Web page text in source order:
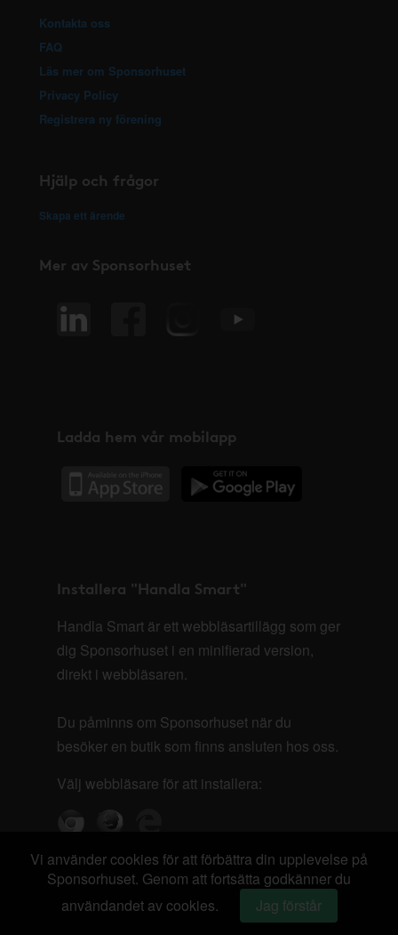
Kontakta oss
FAQ
Läs mer om Sponsorhuset
Privacy Policy
Registrera ny förening
Hjälp och frågor
Skapa ett ärende
Mer av Sponsorhuset
Ladda hem vår mobilapp
Installera "Handla Smart"
Handla Smart är ett webbläsartillägg som ger
dig Sponsorhuset i en minifierad version,
direkt i webbläsaren.
Du påminns om Sponsorhuset när du
besöker en butik som finns ansluten hos oss.
Välj webbläsare för att installera:
Vi använder cookies för att förbättra din upplevelse på
Sponsorhuset. Genom att fortsätta godkänner du
användandet av cookies.
Jag förstår